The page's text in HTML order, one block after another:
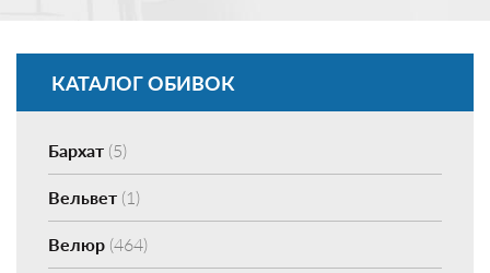
КАТАЛОГ ОБИВОК
Бархат (5)
Вельвет (1)
Велюр (464)